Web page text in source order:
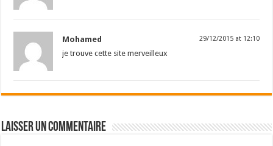
Mohamed 29/12/2015 at 12:10
je trouve cette site merveilleux
Laisser un commentaire